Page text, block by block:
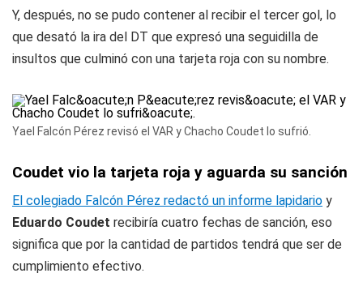
Y, después, no se pudo contener al recibir el tercer gol, lo
que desató la ira del DT que expresó una seguidilla de
insultos que culminó con una tarjeta roja con su nombre.
Yael Falcón Pérez revisó el VAR y Chacho Coudet lo sufrió.
Coudet vio la tarjeta roja y aguarda su sanción
El colegiado Falcón Pérez redactó un informe lapidario y
Eduardo Coudet recibiría cuatro fechas de sanción, eso
significa que por la cantidad de partidos tendrá que ser de
cumplimiento efectivo.